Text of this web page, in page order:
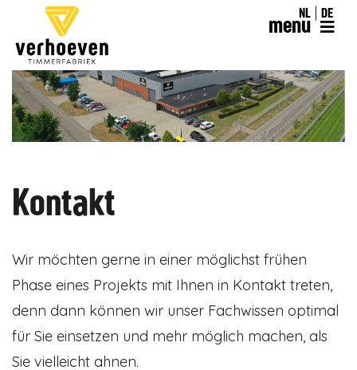
NL DE
menu
Kontakt
Wir möchten gerne in einer möglichst frühen
Phase eines Projekts mit Ihnen in Kontakt treten,
denn dann können wir unser Fachwissen optimal
für Sie einsetzen und mehr möglich machen, als
Sie vielleicht ahnen.